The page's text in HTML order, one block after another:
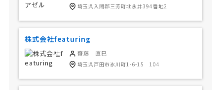
埼玉県入間郡三芳町北永井394番地2
株式会社featuring
齋藤 直巳
埼玉県戸田市氷川町1-6-15 104